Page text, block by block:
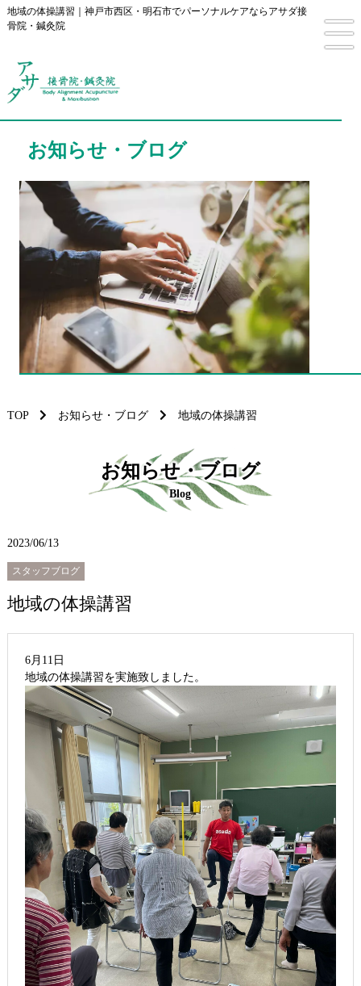
地域の体操講習｜神戸市西区・明石市でパーソナルケアならアサダ接
骨院・鍼灸院
お知らせ・ブログ
TOP お知らせ・ブログ 地域の体操講習
お知らせ・ブログ
Blog
2023/06/13
スタッフブログ
地域の体操講習
6月11日
地域の体操講習を実施致しました。